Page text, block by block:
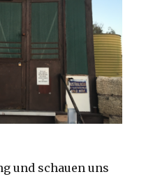
und schauen uns